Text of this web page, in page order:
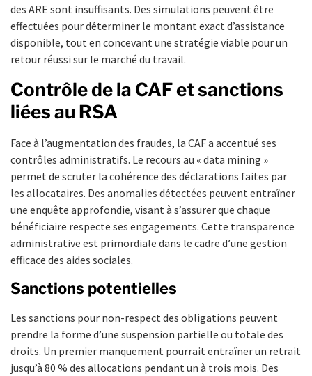
des ARE sont insuffisants. Des simulations peuvent être
effectuées pour déterminer le montant exact d’assistance
disponible, tout en concevant une stratégie viable pour un
retour réussi sur le marché du travail.
Contrôle de la CAF et sanctions
liées au RSA
Face à l’augmentation des fraudes, la CAF a accentué ses
contrôles administratifs. Le recours au « data mining »
permet de scruter la cohérence des déclarations faites par
les allocataires. Des anomalies détectées peuvent entraîner
une enquête approfondie, visant à s’assurer que chaque
bénéficiaire respecte ses engagements. Cette transparence
administrative est primordiale dans le cadre d’une gestion
efficace des aides sociales.
Sanctions potentielles
Les sanctions pour non-respect des obligations peuvent
prendre la forme d’une suspension partielle ou totale des
droits. Un premier manquement pourrait entraîner un retrait
jusqu’à 80 % des allocations pendant un à trois mois. Des